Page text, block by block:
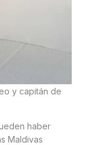
y capitán de
haber
Maldivas